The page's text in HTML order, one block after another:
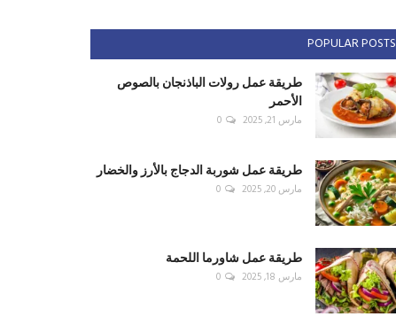
POPULAR POSTS
طريقة عمل رولات الباذنجان بالصوص
الأحمر
مارس 21, 2025 0
طريقة عمل شوربة الدجاج بالأرز والخضار
مارس 20, 2025 0
طريقة عمل شاورما اللحمة
مارس 18, 2025 0